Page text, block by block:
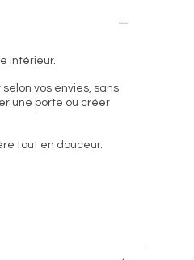
intérieur.
vos envies, sans
une porte ou créer
tout en douceur.